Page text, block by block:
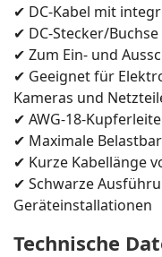
✔ DC-Kabel mit
✔ DC-Stecker/
✔ Zum Ein- und
✔ Geeignet für
Kameras und
✔ AWG-18-
✔ Maximale
✔ Kurze Kabellänge
✔ Schwarze
Geräteinstallationen
Technische